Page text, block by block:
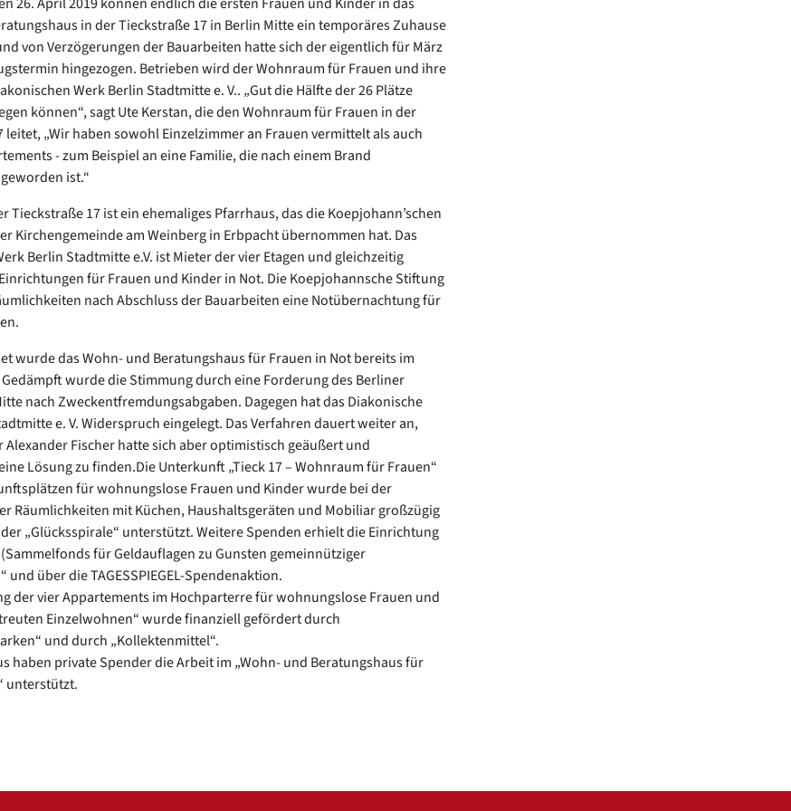
in der Tieckstraße 17 in Berlin Mitte ein temporäres Zuhause
von Verzögerungen der Bauarbeiten hatte sich der eigentlich für März
hingezogen. Betrieben wird der Wohnraum für Frauen und ihre
Werk Berlin Stadtmitte e. V.. „Gut die Hälfte der 26 Plätze
können“, sagt Ute Kerstan, die den Wohnraum für Frauen in der
leitet, „Wir haben sowohl Einzelzimmer an Frauen vermittelt als auch
- zum Beispiel an eine Familie, die nach einem Brand
ist.“
Tieckstraße 17 ist ein ehemaliges Pfarrhaus, das die Koepjohann’schen
Kirchengemeinde am Weinberg in Erbpacht übernommen hat. Das
Berlin Stadtmitte e.V. ist Mieter der vier Etagen und gleichzeitig
für Frauen und Kinder in Not. Die Koepjohannsche Stiftung
nach Abschluss der Bauarbeiten eine Notübernachtung für
wurde das Wohn- und Beratungshaus für Frauen in Not bereits im
wurde die Stimmung durch eine Forderung des Berliner
nach Zweckentfremdungsabgaben. Dagegen hat das Diakonische
e. V. Widerspruch eingelegt. Das Verfahren dauert weiter an,
Alexander Fischer hatte sich aber optimistisch geäußert und
Lösung zu finden.Die Unterkunft „Tieck 17 – Wohnraum für Frauen“
für wohnungslose Frauen und Kinder wurde bei der
Räumlichkeiten mit Küchen, Haushaltsgeräten und Mobiliar großzügig
„Glücksspirale“ unterstützt. Weitere Spenden erhielt die Einrichtung
(Sammelfonds für Geldauflagen zu Gunsten gemeinnütziger
und über die TAGESSPIEGEL-Spendenaktion.
der vier Appartements im Hochparterre für wohnungslose Frauen und
Einzelwohnen“ wurde finanziell gefördert durch
und durch „Kollektenmittel“.
haben private Spender die Arbeit im „Wohn- und Beratungshaus für
unterstützt.